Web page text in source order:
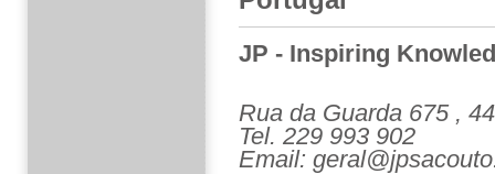
JP - Inspiring
Rua da Guarda 675 ,
Tel. 229 993 902
Email: